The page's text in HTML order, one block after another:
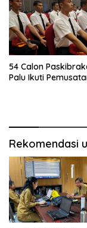
54 Calon
Palu Ikuti
Rekomendasi